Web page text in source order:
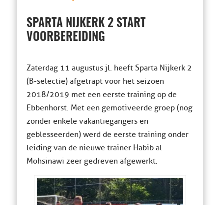
SPARTA NIJKERK 2 START
VOORBEREIDING
Zaterdag 11 augustus jl. heeft Sparta Nijkerk 2
(B-selectie) afgetrapt voor het seizoen
2018/2019 met een eerste training op de
Ebbenhorst. Met een gemotiveerde groep (nog
zonder enkele vakantiegangers en
geblesseerden) werd de eerste training onder
leiding van de nieuwe trainer Habib al
Mohsinawi zeer gedreven afgewerkt.